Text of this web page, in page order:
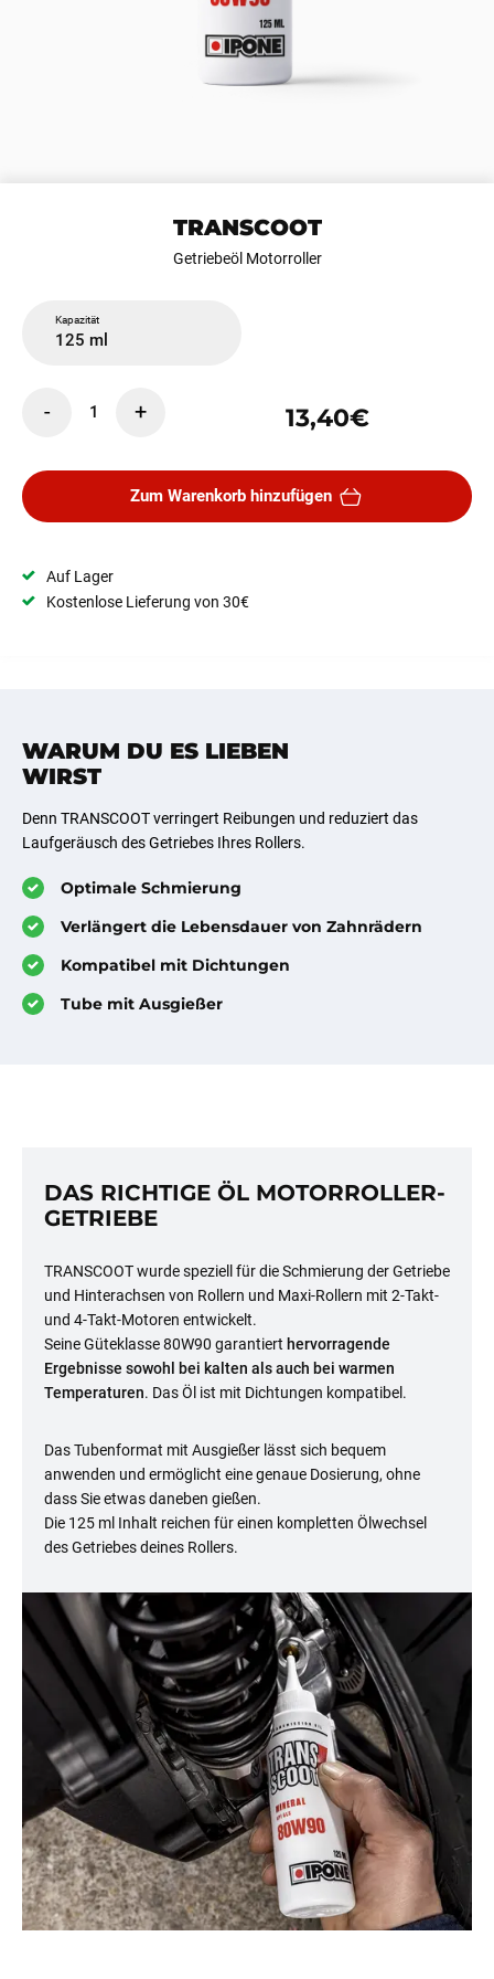
TRANSCOOT
Getriebeöl Motorroller
Kapazität
125 ml
- 1 + 13,40€
Zum Warenkorb hinzufügen
Auf Lager
Kostenlose Lieferung von 30€
WARUM DU ES LIEBEN
WIRST
Denn TRANSCOOT verringert Reibungen und reduziert das
Laufgeräusch des Getriebes Ihres Rollers.
Optimale Schmierung
Verlängert die Lebensdauer von Zahnrädern
Kompatibel mit Dichtungen
Tube mit Ausgießer
DAS RICHTIGE ÖL MOTORROLLER-
GETRIEBE
TRANSCOOT wurde speziell für die Schmierung der Getriebe
und Hinterachsen von Rollern und Maxi-Rollern mit 2-Takt-
und 4-Takt-Motoren entwickelt.
Seine Güteklasse 80W90 garantiert hervorragende
Ergebnisse sowohl bei kalten als auch bei warmen
Temperaturen. Das Öl ist mit Dichtungen kompatibel.
Das Tubenformat mit Ausgießer lässt sich bequem
anwenden und ermöglicht eine genaue Dosierung, ohne
dass Sie etwas daneben gießen.
Die 125 ml Inhalt reichen für einen kompletten Ölwechsel
des Getriebes deines Rollers.